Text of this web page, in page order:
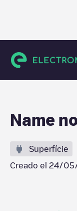
Schiedam
Name
Superfície
Creado el 24/